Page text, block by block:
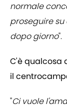
normale
proseguire
dopo giorno".
C'è qualcosa
il
"Ci vuole